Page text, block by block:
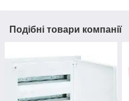
Подібні товари компанії